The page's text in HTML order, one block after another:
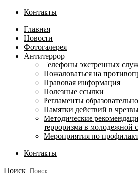
Контакты
Главная
Новости
Фотогалерея
Антитеррор
Телефоны экстренных
Пожаловаться на
Правовая информация
Полезные ссылки
Регламенты
Памятки действий в
Методические
терроризма в молодежной
Мероприятия по
Контакты
Поиск